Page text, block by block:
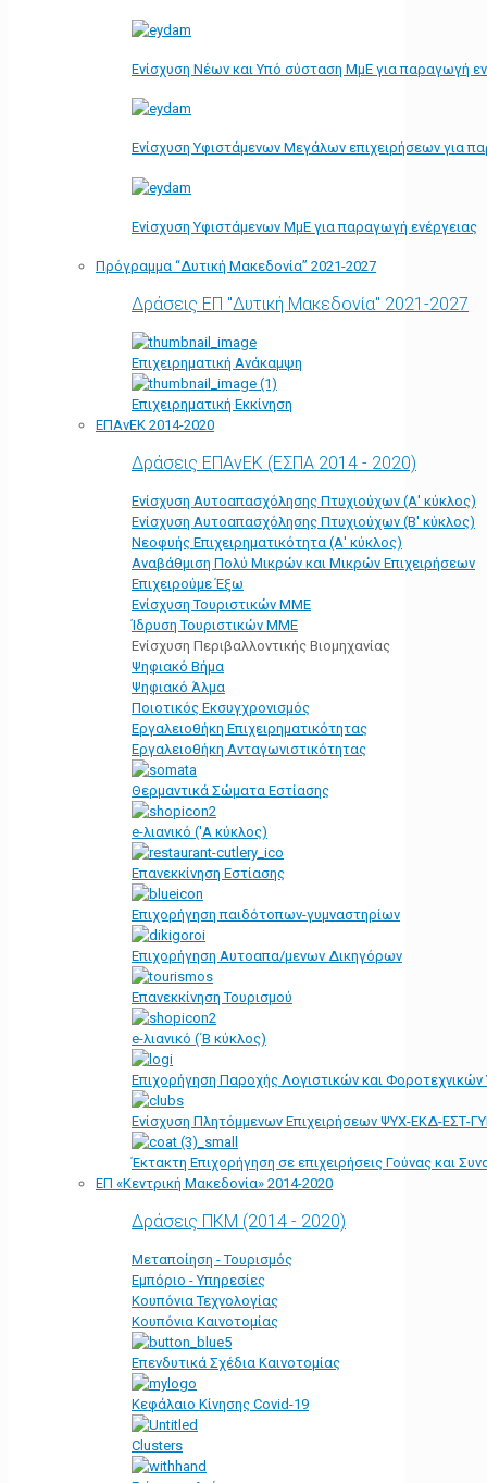
Ενίσχυση Νέων και Υπό σύσταση ΜμΕ για παραγωγή
Ενίσχυση Υφιστάμενων Μεγάλων επιχειρήσεων για
Ενίσχυση Υφιστάμενων ΜμΕ για παραγωγή ενέργειας
Πρόγραμμα “Δυτική Μακεδονία” 2021-2027
Δράσεις ΕΠ "Δυτική Μακεδονία" 2021-2027
Επιχειρηματική Ανάκαμψη
Επιχειρηματική Εκκίνηση
ΕΠΑνΕΚ 2014-2020
Δράσεις ΕΠΑνΕΚ (ΕΣΠΑ 2014 - 2020)
Ενίσχυση Αυτοαπασχόλησης Πτυχιούχων (Α' κύκλος)
Ενίσχυση Αυτοαπασχόλησης Πτυχιούχων (Β' κύκλος)
Νεοφυής Επιχειρηματικότητα (Α' κύκλος)
Αναβάθμιση Πολύ Μικρών και Μικρών Επιχειρήσεων
Επιχειρούμε Έξω
Ενίσχυση Τουριστικών ΜΜΕ
Ίδρυση Τουριστικών ΜΜΕ
Ενίσχυση Περιβαλλοντικής Βιομηχανίας
Ψηφιακό Βήμα
Ψηφιακό Άλμα
Ποιοτικός Εκσυγχρονισμός
Εργαλειοθήκη Eπιχειρηματικότητας
Εργαλειοθήκη Ανταγωνιστικότητας
Θερμαντικά Σώματα Εστίασης
e-λιανικό ('Α κύκλος)
Επανεκκίνηση Εστίασης
Επιχορήγηση παιδότοπων-γυμναστηρίων
Επιχορήγηση Αυτοαπα/μενων Δικηγόρων
Επανεκκίνηση Τουρισμού
e-λιανικό (΄Β κύκλος)
Επιχορήγηση Παροχής Λογιστικών και
Ενίσχυση Πλητόμμενων Επιχειρήσεων ΨΥΧ-ΕΚΔ-ΕΣΤ-
Έκτακτη Επιχορήγηση σε επιχειρήσεις Γούνας και
ΕΠ «Kεντρική Μακεδονία» 2014-2020
Δράσεις ΠΚΜ (2014 - 2020)
Μεταποίηση - Τουρισμός
Εμπόριο - Υπηρεσίες
Κουπόνια Τεχνολογίας
Κουπόνια Καινοτομίας
Επενδυτικά Σχέδια Καινοτομίας
Κεφάλαιο Κίνησης Covid-19
Clusters